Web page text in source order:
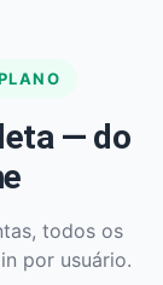
— do
todos os
por usuário.